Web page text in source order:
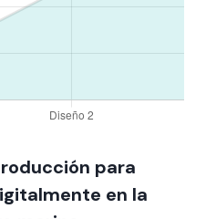
para
en la